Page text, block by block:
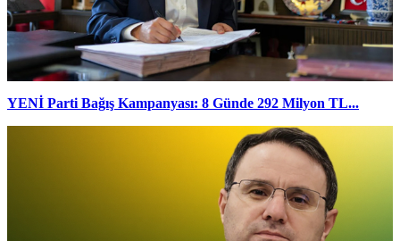
YENİ Parti Bağış Kampanyası: 8 Günde 292 Milyon TL...